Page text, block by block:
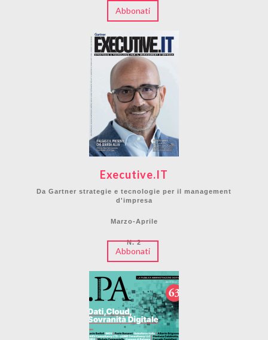
Abbonati
Executive.IT
Da Gartner strategie e tecnologie per il management
d'impresa
Marzo-Aprile
N. 2
Abbonati